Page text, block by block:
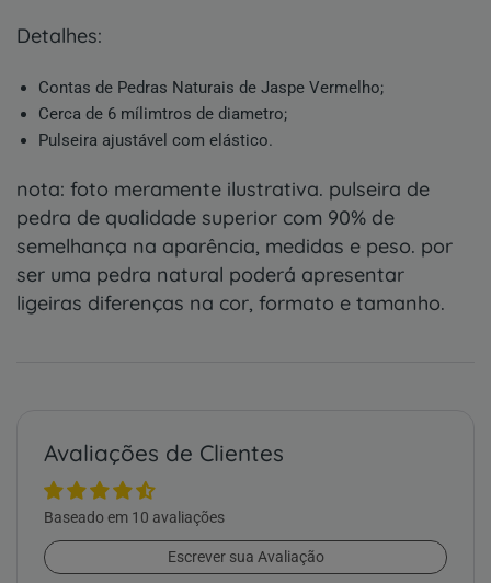
detalhes:
Contas de Pedras Naturais de Jaspe Vermelho;
Cerca de 6 mílimtros de diametro;
Pulseira ajustável com elástico.
nota: foto meramente ilustrativa. pulseira de
pedra de qualidade superior com 90% de
semelhança na aparência, medidas e peso. por
ser uma pedra natural poderá apresentar
ligeiras diferenças na cor, formato e tamanho.
Avaliações de Clientes
Baseado em 10 avaliações
Escrever sua Avaliação